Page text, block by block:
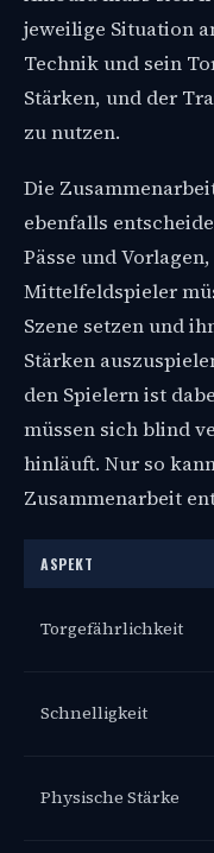
jeweilige Situation
Technik und sein
Stärken, und der
zu nutzen.
Die
ebenfalls
Pässe und
Mittelfeldspieler
Szene setzen und
Stärken
den Spielern ist
müssen sich blind
hinläuft. Nur so
Zusammenarbeit
ASPEKT
Torgefährlichkeit
Schnelligkeit
Physische Stärke